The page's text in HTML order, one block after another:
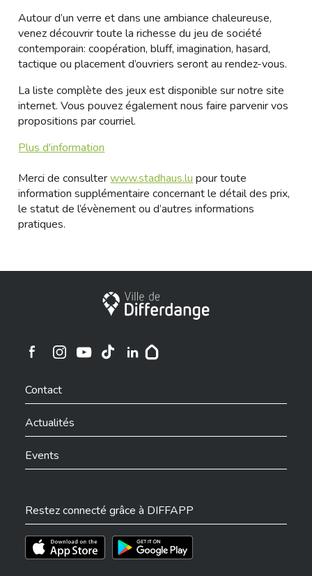
Autour d’un verre et dans une ambiance chaleureuse,
venez découvrir toute la richesse du jeu de société
contemporain: coopération, bluff, imagination, hasard,
tactique ou placement d’ouvriers seront au rendez-vous.
La liste complète des jeux est disponible sur notre site
internet. Vous pouvez également nous faire parvenir vos
propositions par courriel.
Plus d'information
Merci de consulterwww.stadhaus.lu pour toute
information supplémentaire concernant le détail des prix,
le statut de l’évènement ou d’autres informations
pratiques.
Ville de Differdange
Ville de Differdange sur Instagram
Contact
Actualités
Events
Restez connecté grâce à DIFFAPP
Téléchargez l'app sur l'App StoreTéléchargez l'app sur Play Store